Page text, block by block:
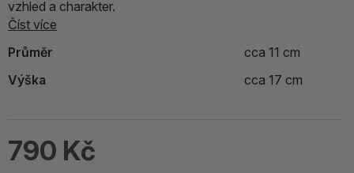
vzhled a charakter.
Číst více
Průměr
cca 11 cm
Výška
cca 17 cm
790 Kč